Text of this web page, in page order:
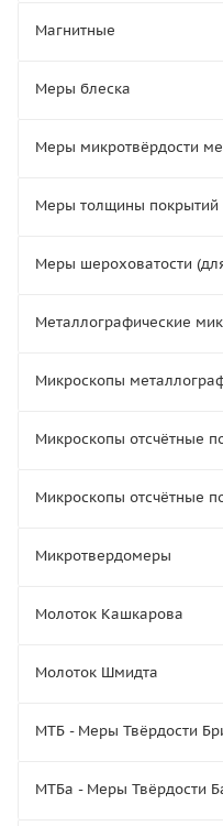
Магнитные
Меры блеска
Меры микротвёрдости
Меры толщины покрытий
Меры шероховатости
Металлографические
Микроскопы
Микроскопы отсчётные
Микроскопы отсчётные
Микротвердомеры
Молоток Кашкарова
Молоток Шмидта
МТБ - Меры Твёрдости
МТБа - Меры Твёрдости